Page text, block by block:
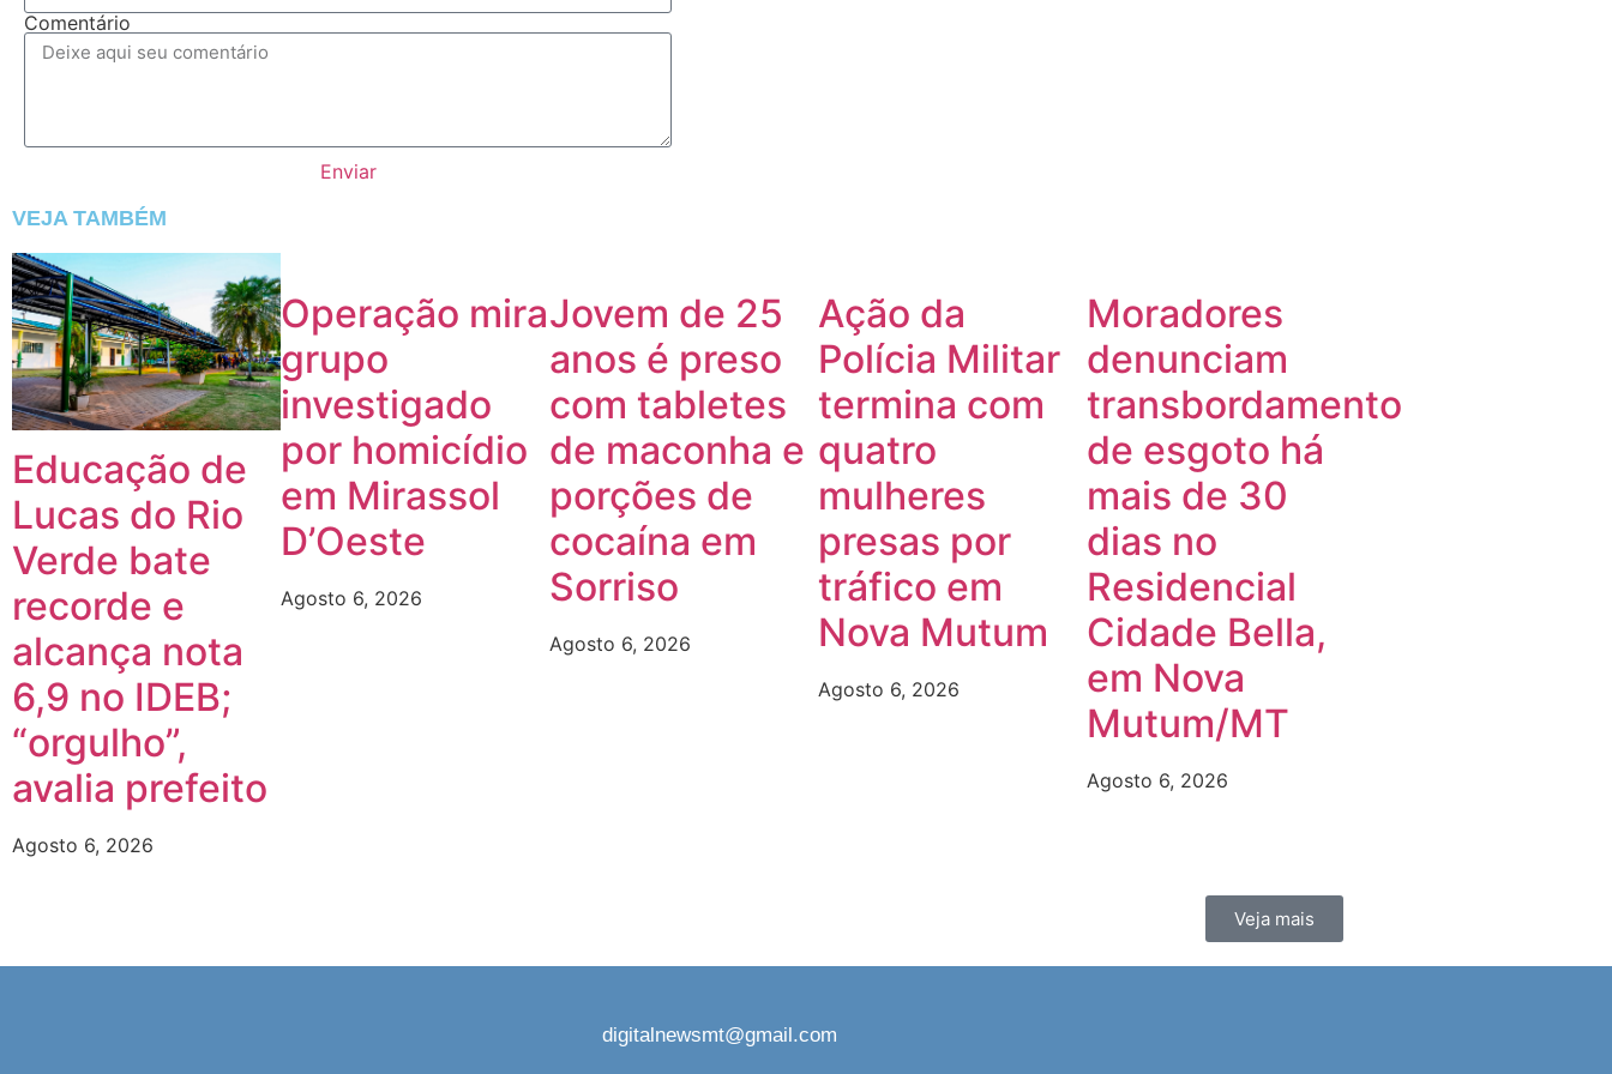
Comentário
Enviar
VEJA TAMBÉM
Educação de
Lucas do Rio
Verde bate
recorde e
alcança nota
6,9 no IDEB;
“orgulho”,
avalia prefeito
Agosto 6, 2026
Operação mira
grupo
investigado
por homicídio
em Mirassol
D’Oeste
Agosto 6, 2026
Jovem de 25
anos é preso
com tabletes
de maconha e
porções de
cocaína em
Sorriso
Agosto 6, 2026
Ação da
Polícia Militar
termina com
quatro
mulheres
presas por
tráfico em
Nova Mutum
Agosto 6, 2026
Moradores
denunciam
transbordamento
de esgoto há
mais de 30
dias no
Residencial
Cidade Bella,
em Nova
Mutum/MT
Agosto 6, 2026
Veja mais
digitalnewsmt@gmail.com